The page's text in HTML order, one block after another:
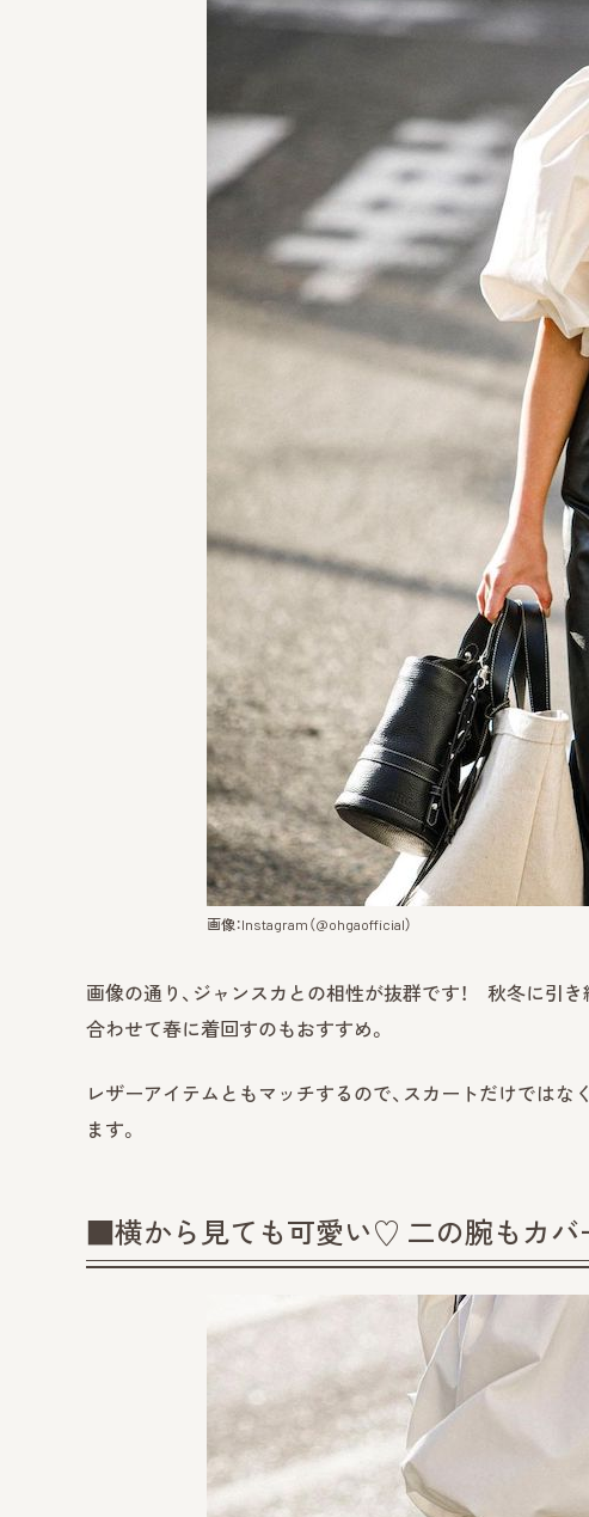
画像：Instagram（@ohgaofficial）
画像の通り、ジャンスカとの相性が抜群です！ 秋冬に引
合わせて春に着回すのもおすすめ。
レザーアイテムともマッチするので、スカートだけでは
ます。
■横から見ても可愛い♡ 二の腕もカバ